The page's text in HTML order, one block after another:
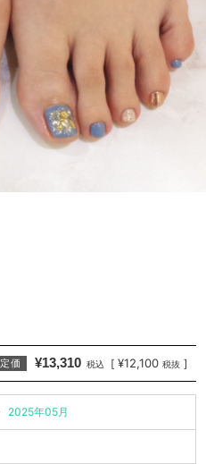
定価 ¥13,310 税込 [ ¥12,100 税抜 ]
2025年05月